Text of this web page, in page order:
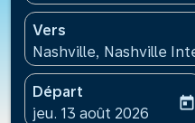
Vers
Nashville, Nashville
Départ
fc-booking-
jeu. 13 août 2026
today